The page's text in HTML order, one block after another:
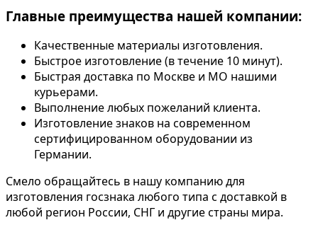
Главные преимущества нашей компании:
Качественные материалы изготовления.
Быстрое изготовление (в течение 10 минут).
Быстрая доставка по Москве и МО нашими
курьерами.
Выполнение любых пожеланий клиента.
Изготовление знаков на современном
сертифицированном оборудовании из
Германии.
Смело обращайтесь в нашу компанию для
изготовления госзнака любого типа с доставкой в
любой регион России, СНГ и другие страны мира.